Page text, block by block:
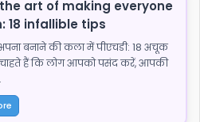
the art of making everyone
18 infallible tips
बनाने की कला में पीएचडी: 18 अचूक
हैं कि लोग आपको पसंद करें, आपकी